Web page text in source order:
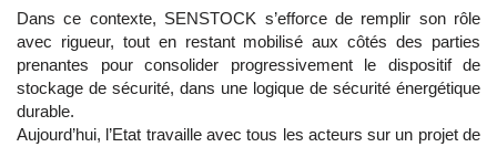
Dans ce contexte, SENSTOCK s’efforce de remplir son rôle
avec rigueur, tout en restant mobilisé aux côtés des parties
prenantes pour consolider progressivement le dispositif de
stockage de sécurité, dans une logique de sécurité énergétique
durable.
Aujourd’hui, l’Etat travaille avec tous les acteurs sur un projet de